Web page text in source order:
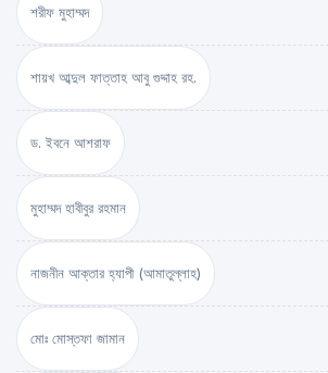
শরীফ মুহাম্মদ
শায়খ আব্দুল ফাত্তাহ আবু গুদ্দাহ রহ.
ড. ইবনে আশরাফ
মুহাম্মদ হাবীবুর রহমান
নাজনীন আক্তার হ্যাপী (আমাতুল্লাহ)
মোঃ মোস্তফা জামান